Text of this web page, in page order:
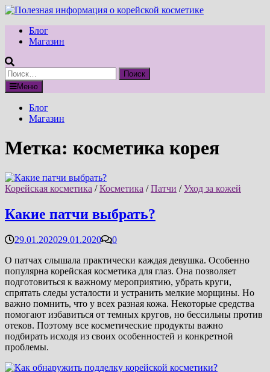
Перейти
содержимому
Блог
Магазин
Найти:
Меню
Блог
Магазин
Метка: косметика корея
Корейская косметика /Косметика /Патчи /Уход за кожей
Какие патчи выбрать?
29.01.202029.01.2020
0
О патчах слышала практически каждая девушка. Особенно
популярна корейская косметика для глаз. Она позволяет
подготовиться к важному мероприятию, убрать круги,
спрятать следы усталости и устранить мелкие морщины. Но
важно помнить, что у всех разная кожа. Некоторые средства
помогают избавиться от темных кругов, но бессильны против
отеков. Поэтому все косметические продукты важно
подбирать исходя из своих особенностей и конкретной
проблемы.